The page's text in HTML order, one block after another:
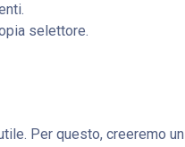
selettore.
Per questo, creeremo un